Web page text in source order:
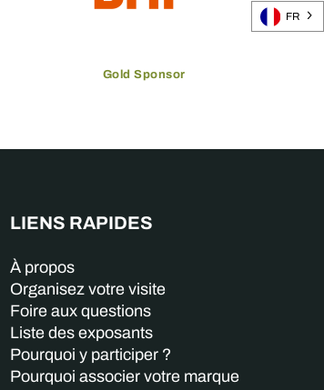
Gold Sponsor
LIENS RAPIDES
À propos
Organisez votre visite
Foire aux questions
Liste des exposants
Pourquoi y participer ?
Pourquoi associer votre marque
FR